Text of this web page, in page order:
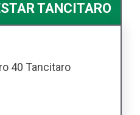
TANCITARO
40 Tancitaro